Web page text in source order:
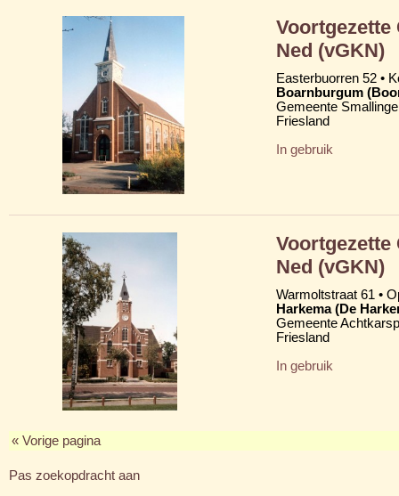
Ned (vGKN)
Easterbuorren 52 •
Boarnburgum
Gemeente
Friesland
In gebruik
Ned (vGKN)
Warmoltstraat 61 •
Harkema (De
Gemeente
Friesland
In gebruik
« Vorige pagina
Pas zoekopdracht aan